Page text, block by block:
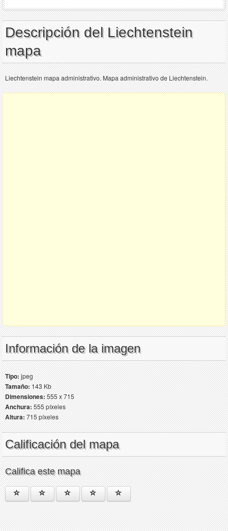
Descripción del Liechtenstein
mapa
Liechtenstein mapa administrativo. Mapa administrativo de Liechtenstein.
Información de la imagen
Tipo:jpeg
Tamaño:143 Kb
Dimensiones:555 x 715
Anchura:555 píxeles
Altura:715 píxeles
Calificación del mapa
Califica este mapa